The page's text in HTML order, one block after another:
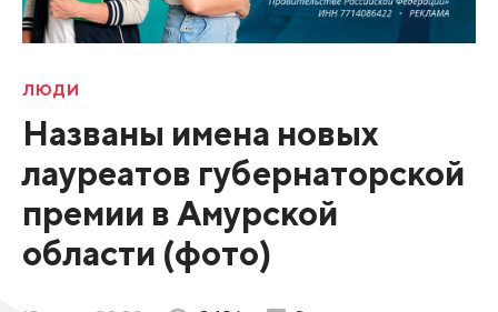
ЛЮДИ
Названы имена новых
лауреатов губернаторской
премии в Амурской
области (фото)